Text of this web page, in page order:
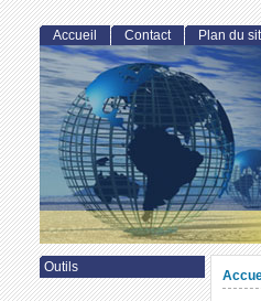
Accueil Contact Plan du
Outils